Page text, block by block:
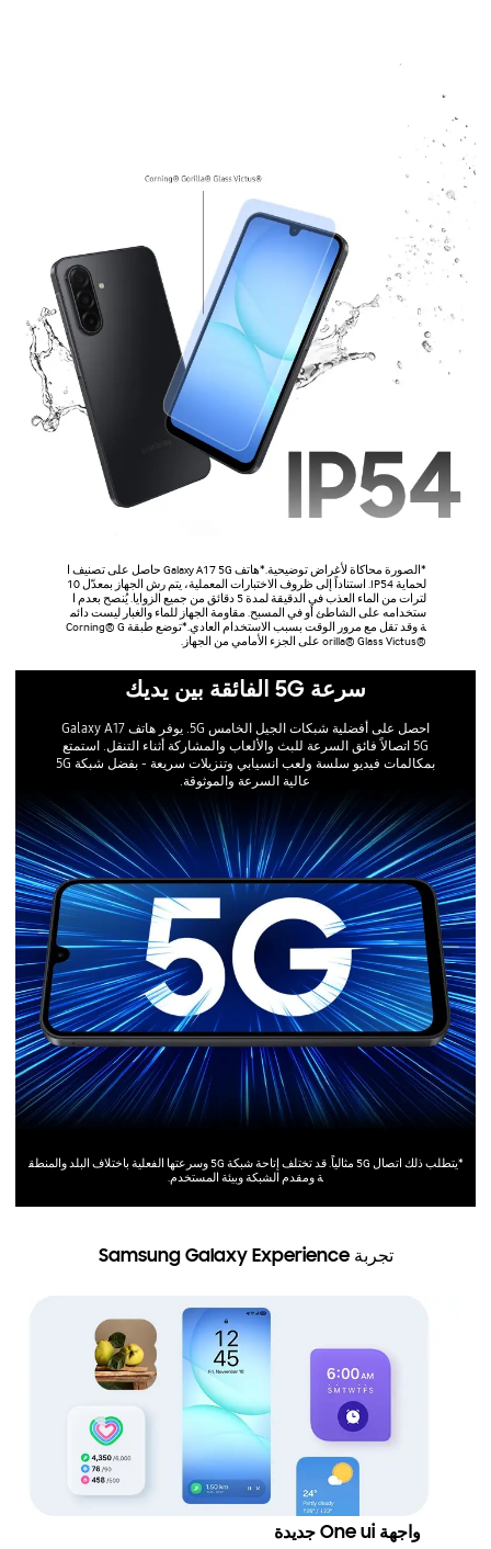
*الصورة محاكاة لأغراض توضيحية.*هاتف Galaxy A17 5G حاصل على تصنيف ا
لحماية IP54. استناداً إلى ظروف الاختبارات المعملية، يتم رش الجهاز بمعدّل 10
لترات من الماء العذب في الدقيقة لمدة 5 دقائق من جميع الزوايا. يُنصح بعدم ا
ستخدامه على الشاطئ أو في المسبح. مقاومة الجهاز للماء والغبار ليست دائم
ة وقد تقل مع مرور الوقت بسبب الاستخدام العادي.*توضع طبقة Corning® G
orilla® Glass Victus®‎ على الجزء الأمامي من الجهاز.
سرعة 5G الفائقة بين يديك
احصل على أفضلية شبكات الجيل الخامس 5G. يوفر هاتف Galaxy A17
5G اتصالاً فائق السرعة للبث والألعاب والمشاركة أثناء التنقل. استمتع
بمكالمات فيديو سلسة ولعب انسيابي وتنزيلات سريعة - بفضل شبكة 5G
عالية السرعة والموثوقة.
*يتطلب ذلك اتصال 5G مثالياً. قد تختلف إتاحة شبكة 5G وسرعتها الفعلية باختلاف البلد والمنطق
ة ومقدم الشبكة وبيئة المستخدم.
تجربة Samsung Galaxy Experience
واجهة One ui جديدة